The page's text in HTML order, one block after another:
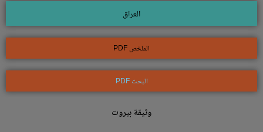
العراق
الملخص PDF
البحث PDF
وثيقة بيروت